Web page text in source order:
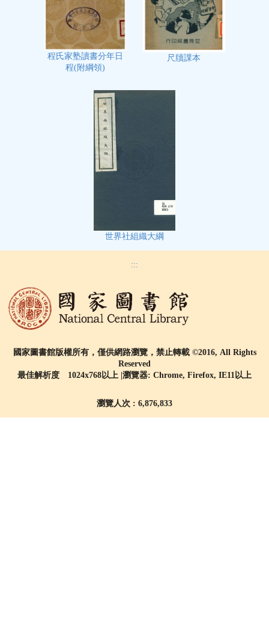
程氏家塾讀書分年日
程(附綱領)
尺牘課本
世界社組織大綱
:::
國家圖書館版權所有，僅供網路瀏覽，禁止轉載 ©2016, All Rights
Reserved
最佳解析度 1024x768以上 |瀏覽器: Chrome, Firefox, IE11以上
瀏覽人次 : 6,876,833